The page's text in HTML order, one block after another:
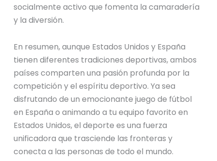
socialmente activo que fomenta la camaradería
y la diversión.
En resumen, aunque Estados Unidos y España
tienen diferentes tradiciones deportivas, ambos
países comparten una pasión profunda por la
competición y el espíritu deportivo. Ya sea
disfrutando de un emocionante juego de fútbol
en España o animando a tu equipo favorito en
Estados Unidos, el deporte es una fuerza
unificadora que trasciende las fronteras y
conecta a las personas de todo el mundo.